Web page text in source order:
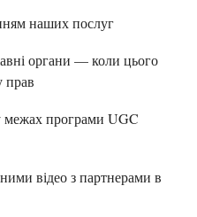
наших послуг
органи — коли цього
прав
межах програми UGC
відео з партнерами в